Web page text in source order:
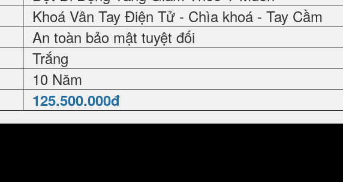
Khoá Vân Tay Điện Tử - Chìa khoá - Tay Cầm
An toàn bảo mật tuyệt đối
Trắng
10 Năm
125.500.000đ